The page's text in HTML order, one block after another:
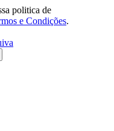
politica de
e Condições.